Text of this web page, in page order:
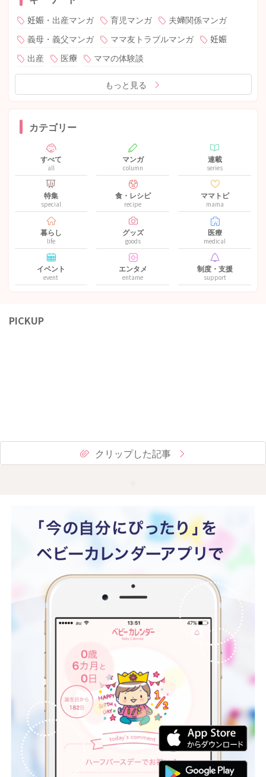
妊娠・出産マンガ 育児マンガ
夫婦関係マンガ
義母・義父マンガ
ママ友トラブルマンガ
妊娠
出産
医療 ママの体験談
もっと見る
カテゴリー
すべて
all
マンガ
column
連載
series
特集
special
食・レシピ
recipe
ママトピ
mama
暮らし
life
グッズ
goods
医療
medical
イベント
event
エンタメ
entame
制度・支援
support
PICKUP
クリップした記事